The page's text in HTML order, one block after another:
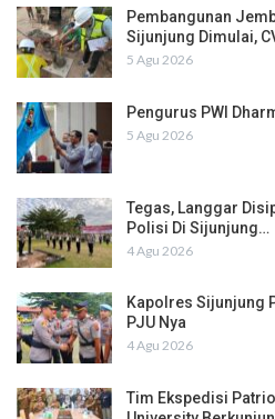
Pembangunan
Sijunjung Dimulai,
5 Agu 2026
Pengurus PWI
5 Agu 2026
Tegas, Langgar
Polisi Di Sijunjung…
4 Agu 2026
Kapolres Sijunjung
PJU Nya
4 Agu 2026
Tim Ekspedisi